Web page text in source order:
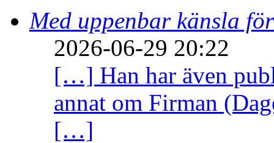
Med uppenbar känsla
2026-06-29 20:22
[…] Han har även
annat om Firman
[…]